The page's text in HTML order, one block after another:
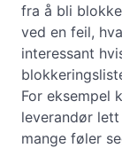
fra å bli
ved en feil,
interessant
For eksempel
leverandør
mange føler